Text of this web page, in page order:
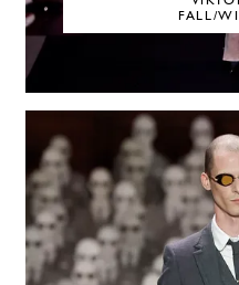
FALL/